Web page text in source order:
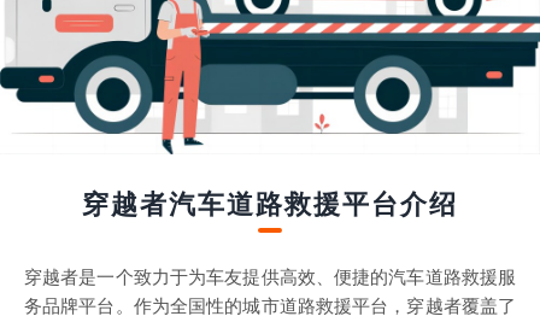
穿越者汽车道路救援平台介绍
穿越者是一个致力于为车友提供高效、便捷的汽车道路救援服
务品牌平台。作为全国性的城市道路救援平台，穿越者覆盖了